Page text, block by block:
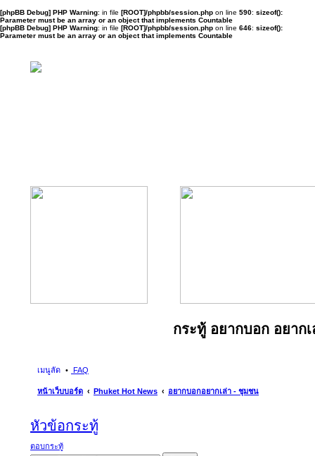
[phpBB Debug] PHP Warning: in file [ROOT]/phpbb/session.php on line 590: sizeof():
Parameter must be an array or an object that implements Countable
[phpBB Debug] PHP Warning: in file [ROOT]/phpbb/session.php on line 646: sizeof():
Parameter must be an array or an object that implements Countable
กระทู้ อยากบอก อยากเ
เมนูลัด FAQ
หน้าเว็บบอร์ด Phuket Hot News อยากบอกอยากเล่า - ชุมชน
หัวข้อกระทู้
ตอบกระทู้